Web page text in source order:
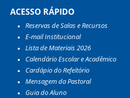
ACESSO RÁPIDO
Reservas de Salas e Recursos
E-mail Institucional
Lista de Materiais 2026
Calendário Escolar e Acadêmico
Cardápio do Refeitório
Mensagem da Pastoral
Guia do Aluno